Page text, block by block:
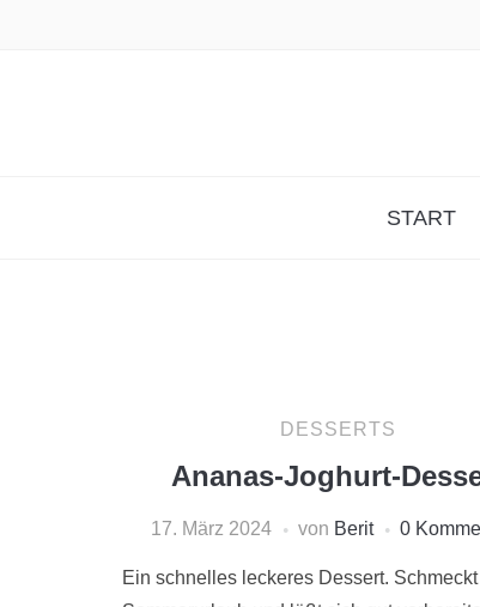
START
DESSERTS
Ananas-Joghurt-
17. März 2024 von Berit 0
Ein schnelles leckeres Dessert.